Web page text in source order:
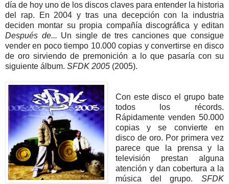
día de hoy uno de los discos claves para entender la historia
del rap. En 2004 y tras una decepción con la industria
deciden montar su propia compañía discográfica y editan
Después de... Un single de tres canciones que consigue
vender en poco tiempo 10.000 copias y convertirse en disco
de oro sirviendo de premonición a lo que pasaría con su
siguiente álbum. SFDK 2005 (2005).
Con este disco el grupo bate
todos los récords.
Rápidamente venden 50.000
copias y se convierte en
disco de oro. Por primera vez
parece que la prensa y la
televisión prestan alguna
atención y dan cobertura a la
música del grupo. SFDK